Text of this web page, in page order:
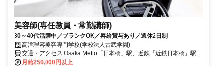
美容師(専任教員・常勤講師)
30～40代活躍中／ブランクOK／昇給賞与あり／週休2日制
高津理容美容専門学校(学校法人古武学園)
交通・アクセス Osaka Metro「日本橋」駅、近鉄「近鉄日本橋」駅よ
り徒歩3分 Osaka Metro・南海「なんば」駅、近鉄・阪神「大阪難
月給250,000円以上